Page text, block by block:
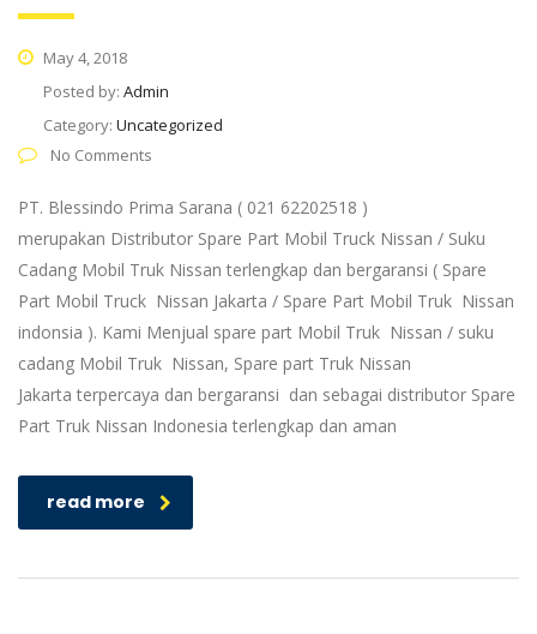
May 4, 2018
Posted by: Admin
Category: Uncategorized
No Comments
PT. Blessindo Prima Sarana ( 021 62202518 )
merupakan Distributor Spare Part Mobil Truck Nissan / Suku
Cadang Mobil Truk Nissan terlengkap dan bergaransi ( Spare
Part Mobil Truck Nissan Jakarta / Spare Part Mobil Truk Nissan
indonsia ). Kami Menjual spare part Mobil Truk Nissan / suku
cadang Mobil Truk Nissan, Spare part Truk Nissan
Jakarta terpercaya dan bergaransi dan sebagai distributor Spare
Part Truk Nissan Indonesia terlengkap dan aman
read more